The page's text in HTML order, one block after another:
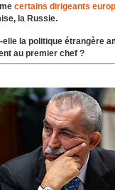
certains dirigeants
la Russie.
la politique étrangère
au premier chef ?